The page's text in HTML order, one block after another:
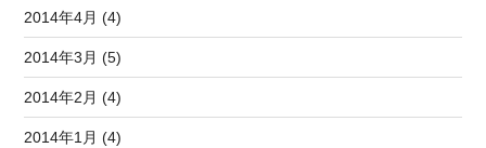
2014年4月 (4)
2014年3月 (5)
2014年2月 (4)
2014年1月 (4)